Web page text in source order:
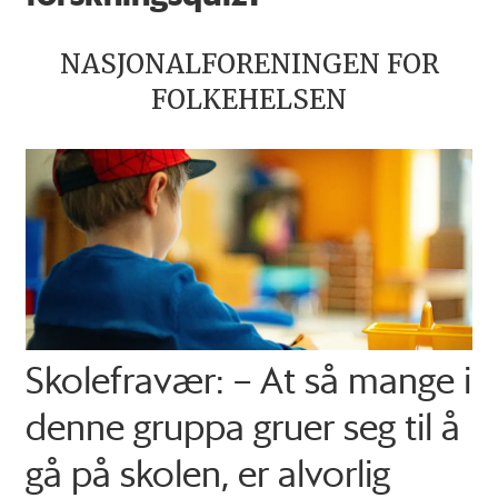
NASJONALFORENINGEN FOR
FOLKEHELSEN
Skolefravær: – At så mange i
denne gruppa gruer seg til å
gå på skolen, er alvorlig